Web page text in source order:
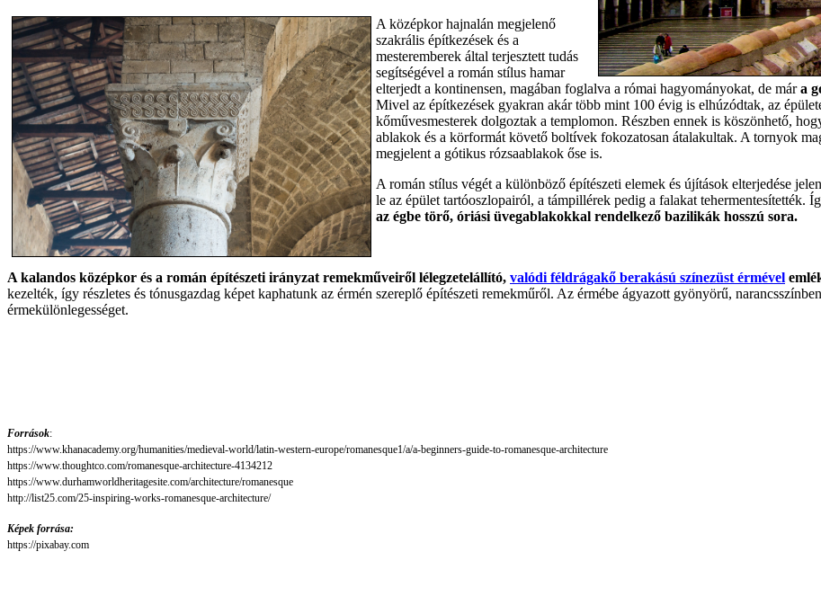
A középkor hajnalán megjelenő
szakrális építkezések és a
mesteremberek által terjesztett tudás
segítségével a román stílus hamar
elterjedt a kontinensen, magában foglalva a római hagyományokat, de mára
Mivel az építkezések gyakran akár több mint 100 évig is elhúzódtak, az
kőművesmesterek dolgoztak a templomon. Részben ennek is köszönhető,
ablakok és a körformát követő boltívek fokozatosan átalakultak. A tornyok
megjelent a gótikus rózsaablakok őse is.
A román stílus végét a különböző építészeti elemek és újítások elterjedése
le az épület tartóoszlopairól, a támpillérek pedig a falakat tehermentesítették.
az égbe törő, óriási üvegablakokkal rendelkező bazilikák hosszú sora.
A kalandos középkor és a román építészeti irányzat remekműveiről lélegzetelállító, valódi féldrágakő berakású színezüst érmével
kezelték, így részletes és tónusgazdag képet kaphatunk az érmén szereplő építészeti remekműről. Az érmébe ágyazott gyönyörű,
érmekülönlegességet.
Források:
https://www.khanacademy.org/humanities/medieval-world/latin-western-europe/romanesque1/a/a-beginners-guide-to-romanesque-architecture
https://www.thoughtco.com/romanesque-architecture-4134212
https://www.durhamworldheritagesite.com/architecture/romanesque
http://list25.com/25-inspiring-works-romanesque-architecture/
Képek forrása:
https://pixabay.com